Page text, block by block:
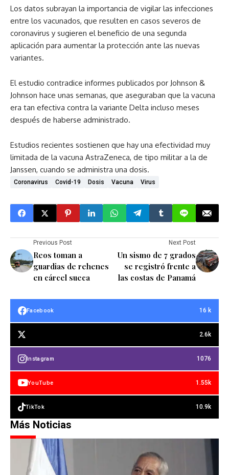
Los datos subrayan la importancia de vigilar las infecciones
entre los vacunados, que resulten en casos severos de
coronavirus y sugieren el beneficio de una segunda
aplicación para aumentar la protección ante las nuevas
variantes.
El estudio contradice informes publicados por Johnson &
Johnson hace unas semanas, que aseguraban que la vacuna
era tan efectiva contra la variante Delta incluso meses
después de haberse administrado.
Estudios recientes sostienen que hay una efectividad muy
limitada de la vacuna AstraZeneca, de tipo militar a la de
Janssen, cuando se administra una dosis.
Coronavirus Covid-19 Dosis Vacuna Virus
Previous Post
Reos toman a
guardias de rehenes
en cárcel sueca
Next Post
Un sismo de 7 grados
se registró frente a
las costas de Panamá
Facebook 16 k
2.6k
Instagram 1076
YouTube 1.55k
TikTok 10.9k
Más Noticias